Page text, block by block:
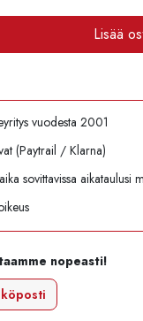
Lisää
vuodesta 2001
(Paytrail / Klarna)
sovittavissa aikataulusi
nopeasti!